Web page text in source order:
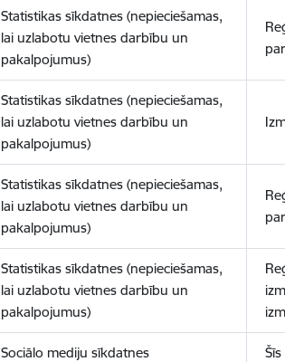
Statistikas sīkdatnes (nepieciešamas,
lai uzlabotu vietnes darbību un
pakalpojumus)
Statistikas sīkdatnes (nepieciešamas,
lai uzlabotu vietnes darbību un
pakalpojumus)
Statistikas sīkdatnes (nepieciešamas,
lai uzlabotu vietnes darbību un
pakalpojumus)
Statistikas sīkdatnes (nepieciešamas,
lai uzlabotu vietnes darbību un
pakalpojumus)
Sociālo mediju sīkdatnes